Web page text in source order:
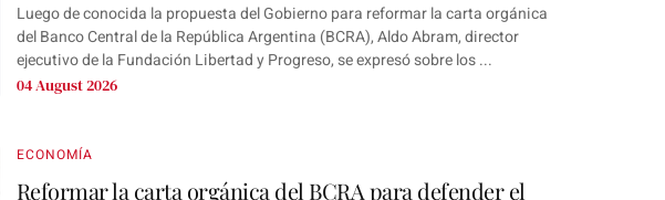
Luego de conocida la propuesta del Gobierno para reformar la carta orgánica
del Banco Central de la República Argentina (BCRA), Aldo Abram, director
ejecutivo de la Fundación Libertad y Progreso, se expresó sobre los ...
04 August 2026
ECONOMÍA
Reformar la carta orgánica del BCRA para defender el